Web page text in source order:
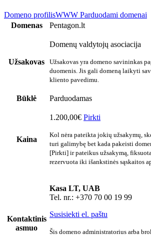
Domeno profilisWWW Parduodami domenai
Domenas
Pentagon.lt
Užsakovas
Domenų valdytojų asociacija
Užsakovas yra domeno savininkas
duomenis. Jis gali domeną laikyti
kliento pavedimu.
Būklė Parduodamas
Kaina
1.200,00€ Pirkti
Kol nėra pateikta jokių užsakymų,
turi galimybę bet kada pakeisti
[Pirkti] ir pateikus užsakymą,
rezervuota iki išankstinės sąskaitos
Kontaktinis
asmuo
Kasa LT, UAB
Tel. nr.: +370 70 00 19 99
Susisiekti el. paštu
Šis domeno administratorius arba